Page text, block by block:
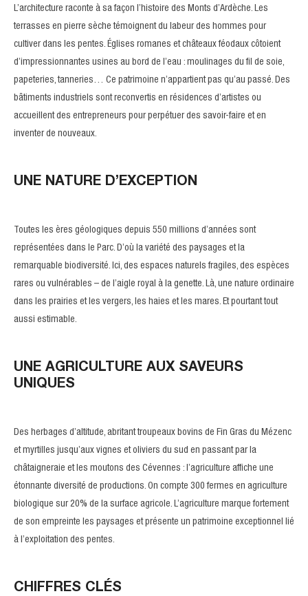
L’architecture raconte à sa façon l’histoire des Monts d’Ardèche. Les
terrasses en pierre sèche témoignent du labeur des hommes pour
cultiver dans les pentes. Églises romanes et châteaux féodaux côtoient
d’impressionnantes usines au bord de l’eau : moulinages du fil de soie,
papeteries, tanneries… Ce patrimoine n’appartient pas qu’au passé. Des
bâtiments industriels sont reconvertis en résidences d’artistes ou
accueillent des entrepreneurs pour perpétuer des savoir-faire et en
inventer de nouveaux.
UNE NATURE D’EXCEPTION
Toutes les ères géologiques depuis 550 millions d’années sont
représentées dans le Parc. D’où la variété des paysages et la
remarquable biodiversité. Ici, des espaces naturels fragiles, des espèces
rares ou vulnérables – de l’aigle royal à la genette. Là, une nature ordinaire
dans les prairies et les vergers, les haies et les mares. Et pourtant tout
aussi estimable.
UNE AGRICULTURE AUX SAVEURS
UNIQUES
Des herbages d’altitude, abritant troupeaux bovins de Fin Gras du Mézenc
et myrtilles jusqu’aux vignes et oliviers du sud en passant par la
châtaigneraie et les moutons des Cévennes : l’agriculture affiche une
étonnante diversité de productions. On compte 300 fermes en agriculture
biologique sur 20% de la surface agricole. L’agriculture marque fortement
de son empreinte les paysages et présente un patrimoine exceptionnel lié
à l’exploitation des pentes.
CHIFFRES CLÉS